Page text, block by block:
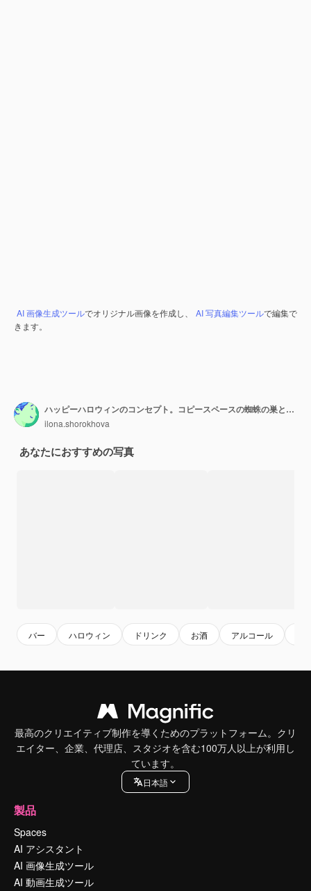
AI 画像生成ツールでオリジナル画像を作成し、 AI 写真編集ツールで編集で
きます。
ハッピーハロウィンのコンセプト。コピースペースの蜘蛛の巣と暗い背景にパーティーの装飾と怖いカラフルなハロウィーンのカクテル
ilona.shorokhova
あなたにおすすめの写真
バー ハロウィン ドリンク お酒 アルコール
最高のクリエイティブ制作を導くためのプラットフォーム。クリ
エイター、企業、代理店、スタジオを含む100万人以上が利用し
ています。
日本語
製品
Spaces
AI アシスタント
AI 画像生成ツール
AI 動画生成ツール